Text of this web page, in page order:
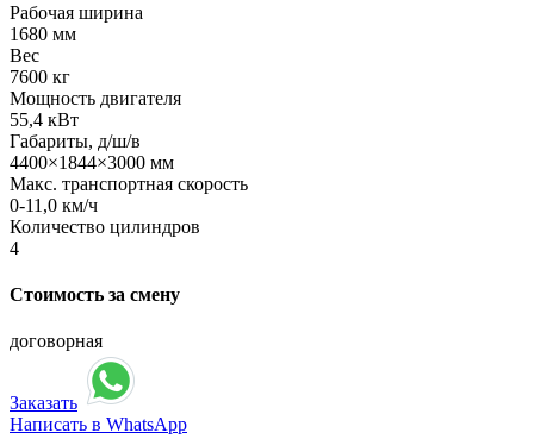
Рабочая ширина
1680 мм
Вес
7600 кг
Мощность двигателя
55,4 кВт
Габариты, д/ш/в
4400×1844×3000 мм
Макс. транспортная скорость
0-11,0 км/ч
Количество цилиндров
4
Стоимость за смену
договорная
Заказать
Написать в WhatsApp